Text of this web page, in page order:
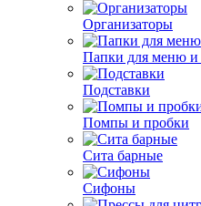
Организаторы
Папки для меню и
Подставки
Помпы и пробки
Сита барные
Сифоны